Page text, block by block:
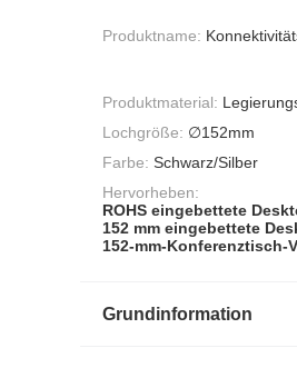
Produktname:
Produktmaterial:
Lochgröße: ∅152mm
Farbe: Schwarz/Silber
Hervorheben:
ROHS eingebettete
152 mm eingebettete
152-mm-Konferenztisch-
Grundinformation